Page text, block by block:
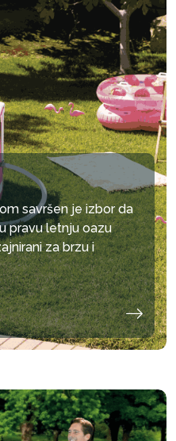
savršen je izbor da
pravu letnju oazu
za brzu i